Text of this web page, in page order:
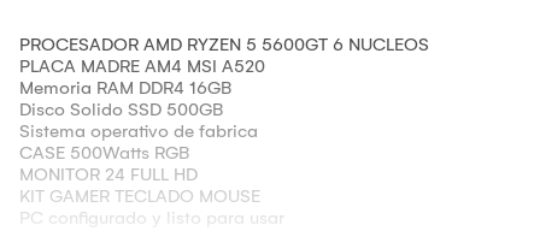
PROCESADOR AMD RYZEN 5 5600GT 6 NUCLEOS
PLACA MADRE AM4 MSI A520
Memoria RAM DDR4 16GB
Disco Solido SSD 500GB
Sistema operativo de fabrica
CASE 500Watts RGB
MONITOR 24 FULL HD
KIT GAMER TECLADO MOUSE
PC configurado y listo para usar